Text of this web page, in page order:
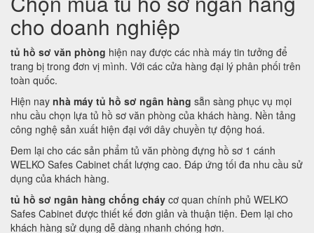
cho doanh nghiệp
tủ hồ sơ văn phòng hiện nay được các nhà máy tin tưởng để
trang bị trong đơn vị mình. Với các cửa hàng đại lý phân phối trên
toàn quốc.
Hiện nay nhà máy tủ hồ sơ ngân hàng sẵn sàng phục vụ mọi
nhu cầu chọn lựa tủ hồ sơ văn phòng của khách hàng. Nền tảng
công nghệ sản xuất hiện đại với dây chuyền tự động hoá.
Đem lại cho các sản phẩm tủ văn phòng đựng hồ sơ 1 cánh
WELKO Safes Cabinet chất lượng cao. Đáp ứng tối đa nhu cầu sử
dụng của khách hàng.
tủ hồ sơ ngân hàng chống cháy cơ quan chính phủ WELKO
Safes Cabinet được thiết kế đơn giản và thuận tiện. Đem lại cho
khách hàng sử dụng dễ dàng nhanh chóng hơn.